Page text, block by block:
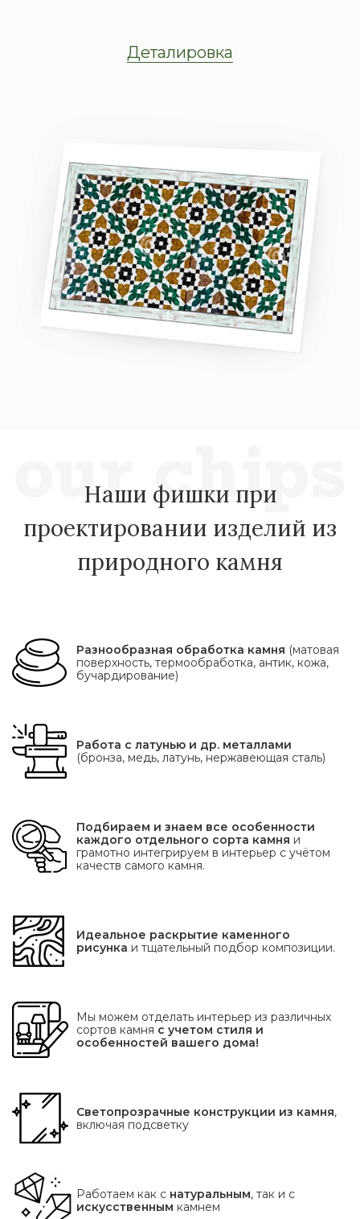
Деталировка
Наши фишки при
проектировании изделий из
природного камня
Разнообразная обработка камня (матовая
поверхность, термообработка, антик, кожа,
бучардирование)
Работа с латунью и др. металлами
(бронза, медь, латунь, нержавеющая сталь)
Подбираем и знаем все особенности
каждого отдельного сорта камня и
грамотно интегрируем в интерьер с учётом
качеств самого камня.
Идеальное раскрытие каменного
рисунка и тщательный подбор композиции.
Мы можем отделать интерьер из различных
сортов камня с учетом стиля и
особенностей вашего дома!
Светопрозрачные конструкции из камня,
включая подсветку
Работаем как с натуральным, так и с
искусственным камнем